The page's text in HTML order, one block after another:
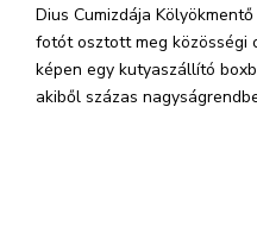
Dius Cumizdája
fotót osztott meg közösségi
képen egy kutyaszállító
akiből százas